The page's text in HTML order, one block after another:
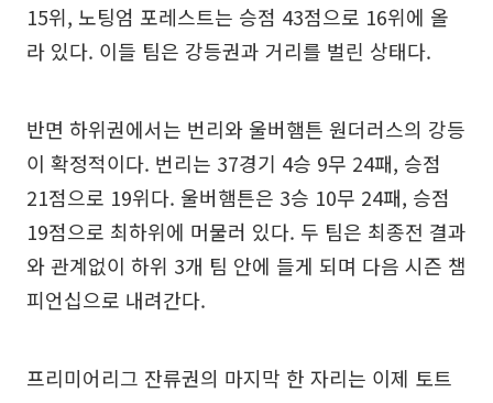
15위, 노팅엄 포레스트는 승점 43점으로 16위에 올
라 있다. 이들 팀은 강등권과 거리를 벌린 상태다.
반면 하위권에서는 번리와 울버햄튼 원더러스의 강등
이 확정적이다. 번리는 37경기 4승 9무 24패, 승점
21점으로 19위다. 울버햄튼은 3승 10무 24패, 승점
19점으로 최하위에 머물러 있다. 두 팀은 최종전 결과
와 관계없이 하위 3개 팀 안에 들게 되며 다음 시즌 챔
피언십으로 내려간다.
프리미어리그 잔류권의 마지막 한 자리는 이제 토트